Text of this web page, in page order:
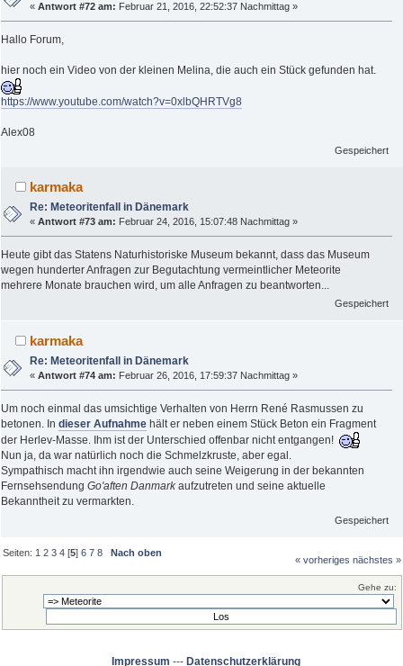
«Antwort #72 am: Februar 21, 2016, 22:52:37 Nachmittag »
Hallo Forum,
hier noch ein Video von der kleinen Melina, die auch ein Stück gefunden hat.
https://www.youtube.com/watch?v=0xlbQHRTVg8
Alex08
Gespeichert
karmaka
Re: Meteoritenfall in Dänemark
«Antwort #73 am: Februar 24, 2016, 15:07:48 Nachmittag »
Heute gibt das Statens Naturhistoriske Museum bekannt, dass das Museum
wegen hunderter Anfragen zur Begutachtung vermeintlicher Meteorite
mehrere Monate brauchen wird, um alle Anfragen zu beantworten...
Gespeichert
karmaka
Re: Meteoritenfall in Dänemark
«Antwort #74 am: Februar 26, 2016, 17:59:37 Nachmittag »
Um noch einmal das umsichtige Verhalten von Herrn René Rasmussen zu
betonen. In dieser Aufnahme hält er neben einem Stück Beton ein Fragment
der Herlev-Masse. Ihm ist der Unterschied offenbar nicht entgangen!
Nun ja, da war natürlich noch die Schmelzkruste, aber egal.
Sympathisch macht ihn irgendwie auch seine Weigerung in der bekannten
Fernsehsendung Go'aften Danmarkaufzutreten und seine aktuelle
Bekanntheit zu vermarkten.
Gespeichert
Seiten: 1 2 3 4 [5]6 7 8 Nach oben
« vorheriges nächstes »
Gehe zu:
Impressum --- Datenschutzerklärung